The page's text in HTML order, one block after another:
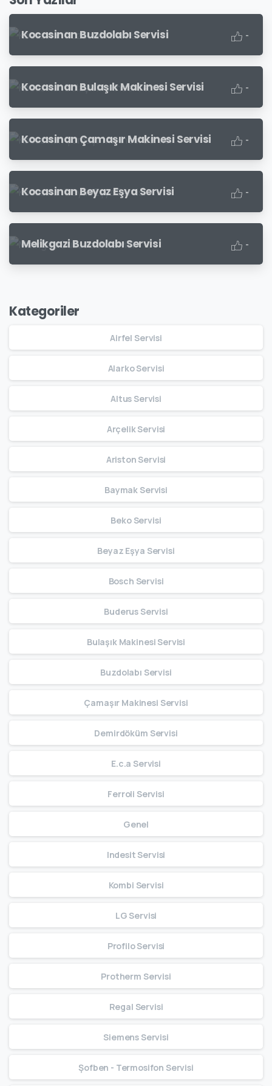
Kocasinan Buzdolabı Servisi -
Kocasinan Bulaşık Makinesi Servisi -
Kocasinan Çamaşır Makinesi Servisi -
Kocasinan Beyaz Eşya Servisi -
Melikgazi Buzdolabı Servisi -
Kategoriler
Airfel Servisi
Alarko Servisi
Altus Servisi
Arçelik Servisi
Ariston Servisi
Baymak Servisi
Beko Servisi
Beyaz Eşya Servisi
Bosch Servisi
Buderus Servisi
Bulaşık Makinesi Servisi
Buzdolabı Servisi
Çamaşır Makinesi Servisi
Demirdöküm Servisi
E.c.a Servisi
Ferroli Servisi
Genel
Indesit Servisi
Kombi Servisi
LG Servisi
Profilo Servisi
Protherm Servisi
Regal Servisi
Siemens Servisi
Şofben - Termosifon Servisi